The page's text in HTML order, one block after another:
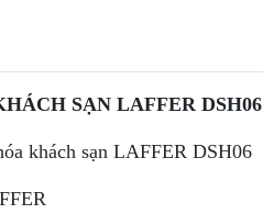
SẠN LAFFER DSH06
khách sạn LAFFER DSH06